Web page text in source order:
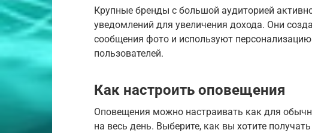
Крупные бренды с большой аудиторией
уведомлений для увеличения дохода. Они
сообщения фото и используют
пользователей.
Как настроить оповещения
Оповещения можно настраивать как для
на весь день. Выберите, как вы хотите